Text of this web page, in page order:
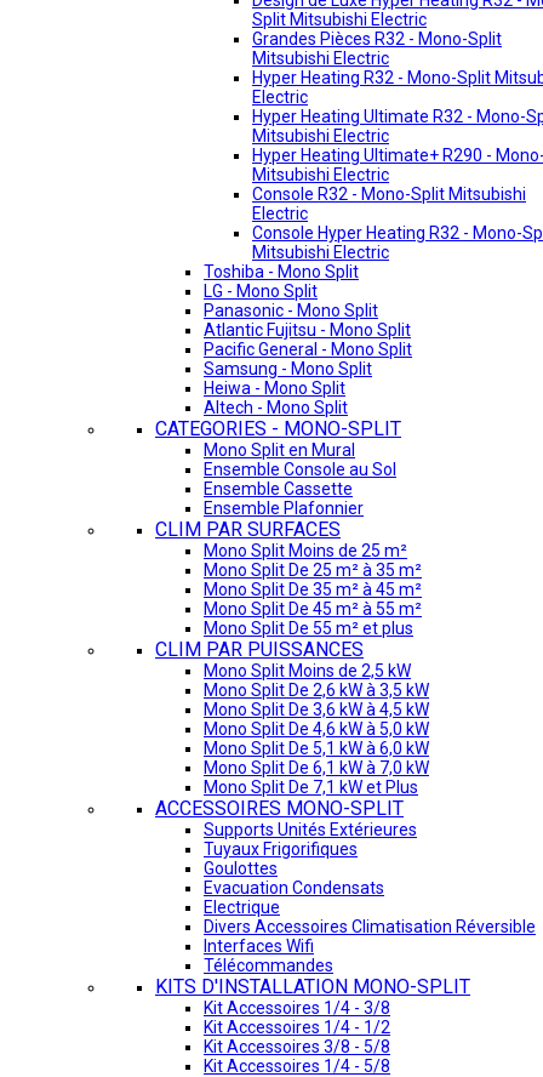
Split Mitsubishi Electric
Grandes Pièces R32 - Mono-Split
Mitsubishi Electric
Hyper Heating R32 - Mono-Split
Electric
Hyper Heating Ultimate R32 - Mono-
Mitsubishi Electric
Hyper Heating Ultimate+ R290 -
Mitsubishi Electric
Console R32 - Mono-Split Mitsubishi
Electric
Console Hyper Heating R32 - Mono-
Mitsubishi Electric
Toshiba - Mono Split
LG - Mono Split
Panasonic - Mono Split
Atlantic Fujitsu - Mono Split
Pacific General - Mono Split
Samsung - Mono Split
Heiwa - Mono Split
Altech - Mono Split
CATEGORIES - MONO-SPLIT
Mono Split en Mural
Ensemble Console au Sol
Ensemble Cassette
Ensemble Plafonnier
CLIM PAR SURFACES
Mono Split Moins de 25 m²
Mono Split De 25 m² à 35 m²
Mono Split De 35 m² à 45 m²
Mono Split De 45 m² à 55 m²
Mono Split De 55 m² et plus
CLIM PAR PUISSANCES
Mono Split Moins de 2,5 kW
Mono Split De 2,6 kW à 3,5 kW
Mono Split De 3,6 kW à 4,5 kW
Mono Split De 4,6 kW à 5,0 kW
Mono Split De 5,1 kW à 6,0 kW
Mono Split De 6,1 kW à 7,0 kW
Mono Split De 7,1 kW et Plus
ACCESSOIRES MONO-SPLIT
Supports Unités Extérieures
Tuyaux Frigorifiques
Goulottes
Evacuation Condensats
Electrique
Divers Accessoires Climatisation Réversible
Interfaces Wifi
Télécommandes
KITS D'INSTALLATION MONO-SPLIT
Kit Accessoires 1/4 - 3/8
Kit Accessoires 1/4 - 1/2
Kit Accessoires 3/8 - 5/8
Kit Accessoires 1/4 - 5/8